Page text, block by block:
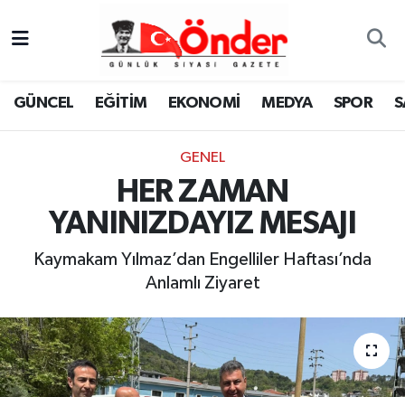
GÜNCEL EĞİTİM EKONOMİ MEDYA SPOR
GENEL
HER ZAMAN
YANINIZDAYIZ MESAJI
Kaymakam Yılmaz’dan Engelliler Haftası’nda
Anlamlı Ziyaret
GÜNCEL
SPOR
KÜLTÜR-SANAT
YAŞAM
Zonguldak Nöbetçi Eczaneler
Zonguldak Namaz Vakitleri
Zonguldak Trafik Yoğunluk Haritası
TFF 3.Lig 4.Grup Puan Durumu ve Fikstür
Son Dakika Haberleri
Haber Arşivi